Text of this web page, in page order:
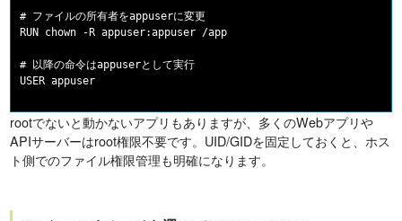
# ファイルの所有者をappuserに変更
RUN chown -R appuser:appuser /app
# 以降の命令はappuserとして実行
rootでないと動かないアプリもありますが、多くのWebアプリや
APIサーバーはroot権限不要です。UID/GIDを固定しておくと、ホス
ト側でのファイル権限管理も明確になります。